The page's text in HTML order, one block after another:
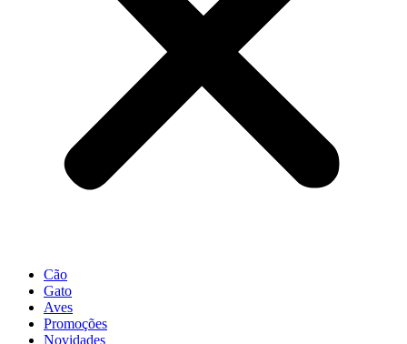
Cão
Gato
Aves
Promoções
Novidades